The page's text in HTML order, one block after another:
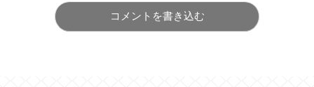
コメントを書き込む